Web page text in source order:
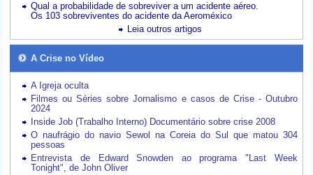
Qual a probabilidade de sobreviver a um acidente aéreo.
Os 103 sobreviventes do acidente da Aeroméxico
Leia outros artigos
A Crise no Vídeo
A Igreja oculta
Filmes ou Séries sobre Jornalismo e casos de Crise - Outubro
2024
Inside Job (Trabalho Interno) Documentário sobre crise 2008
O naufrágio do navio Sewol na Coreia do Sul que matou 304
pessoas
Entrevista de Edward Snowden ao programa "Last Week
Tonight", de John Oliver